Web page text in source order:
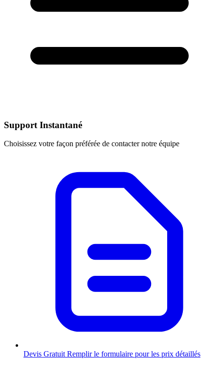
Support Instantané
Choisissez votre façon préférée de contacter notre équipe
Devis Gratuit Remplir le formulaire pour les prix détaillés